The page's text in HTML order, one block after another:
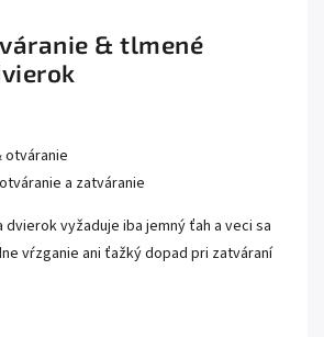
& tlmené
otváranie
a zatváranie
dvierok vyžaduje iba jemný ťah a veci sa
vŕzganie ani ťažký dopad pri zatváraní